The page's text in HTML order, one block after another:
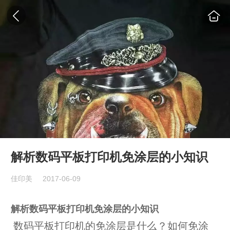
解析数码平板打印机免涂层的小知识
佳印美 2017-06-09
解析数码平板打印机免涂层的小知识
数码平板打印机的免涂层是什么？如何免涂